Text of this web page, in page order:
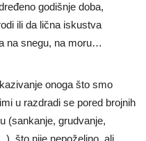
godišnje doba,
ili da lična iskustva
na snegu, na moru…
onoga što smo
u razdradi se pored brojnih
(sankanje, grudvanje,